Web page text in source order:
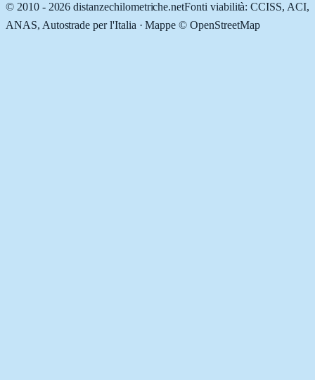
© 2010 - 2026 distanzechilometriche.netFonti viabilità: CCISS, ACI,
ANAS, Autostrade per l'Italia · Mappe © OpenStreetMap